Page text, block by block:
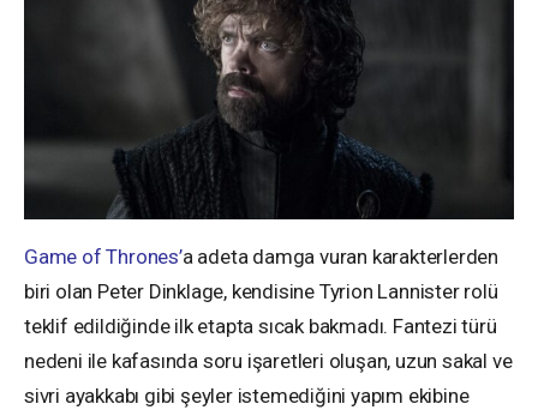
Game of Thrones’a adeta damga vuran karakterlerden
biri olan Peter Dinklage, kendisine Tyrion Lannister rolü
teklif edildiğinde ilk etapta sıcak bakmadı. Fantezi türü
nedeni ile kafasında soru işaretleri oluşan, uzun sakal ve
sivri ayakkabı gibi şeyler istemediğini yapım ekibine